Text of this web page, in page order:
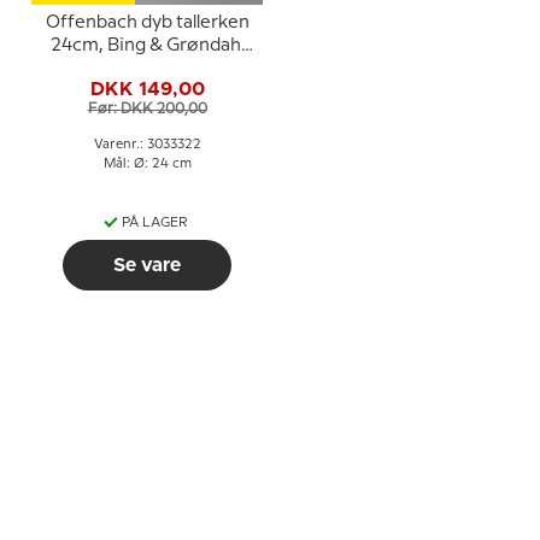
Offenbach dyb tallerken
24cm, Bing & Grøndahl
DKK 149,00
Før: DKK 200,00
Varenr.: 3033322
Mål: Ø: 24 cm
PÅ LAGER
Se vare